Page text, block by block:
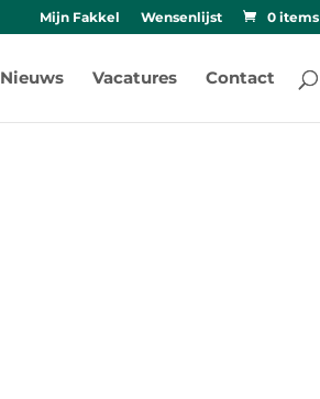
Mijn Fakkel Wensenlijst 0 items
Nieuws Vacatures Contact